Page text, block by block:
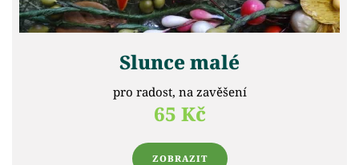
Slunce malé
pro radost, na zavěšení
65 Kč
ZOBRAZIT